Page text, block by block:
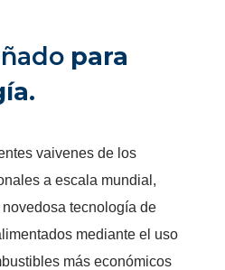
para
vaivenes de los
a escala mundial,
tecnología de
mediante el uso
más económicos